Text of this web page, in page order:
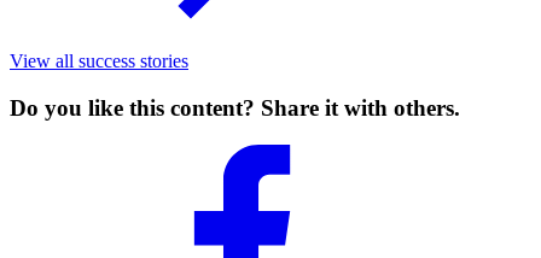
View all success stories
Do you like this content? Share it with others.